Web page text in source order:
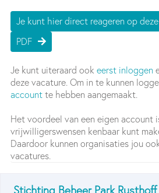
Je kunt hier direct reageren op
PDF
Je kunt uiteraard ook eerst inloggen
deze vacature. Om in te kunnen
accountte hebben aangemaakt.
Het voordeel van een eigen account
vrijwilligerswensen kenbaar kunt
Daardoor kunnen organisaties jou
vacatures.